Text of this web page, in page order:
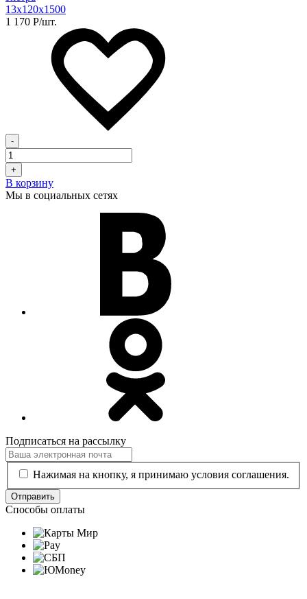
13х120х1500
1 170 Р/шт.
-
+
В корзину
Мы в социальных сетях
Подписаться на рассылку
Нажимая на кнопку, я принимаю условия соглашения.
Отправить
Способы оплаты